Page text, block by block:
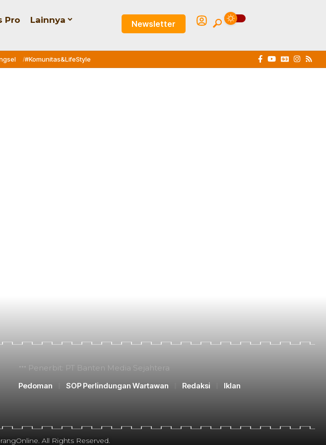
Pro Lainnya Newsletter
#Komunitas&LifeStyle
Penerbit: PT Banten Media Sejahtera
Pedoman
SOP Perlindungan Wartawan Redaksi Iklan
All Rights Reserved.